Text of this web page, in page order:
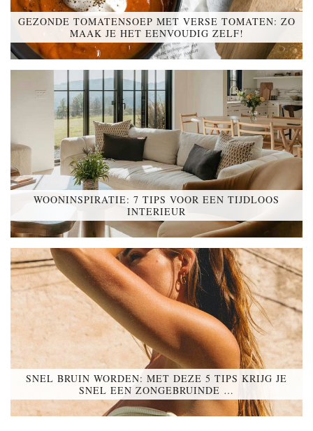
GEZONDE TOMATENSOEP MET VERSE TOMATEN: ZO
MAAK JE HET EENVOUDIG ZELF!
WOONINSPIRATIE: 7 TIPS VOOR EEN TIJDLOOS
INTERIEUR
SNEL BRUIN WORDEN: MET DEZE 5 TIPS KRIJG JE
SNEL EEN ZONGEBRUINDE …